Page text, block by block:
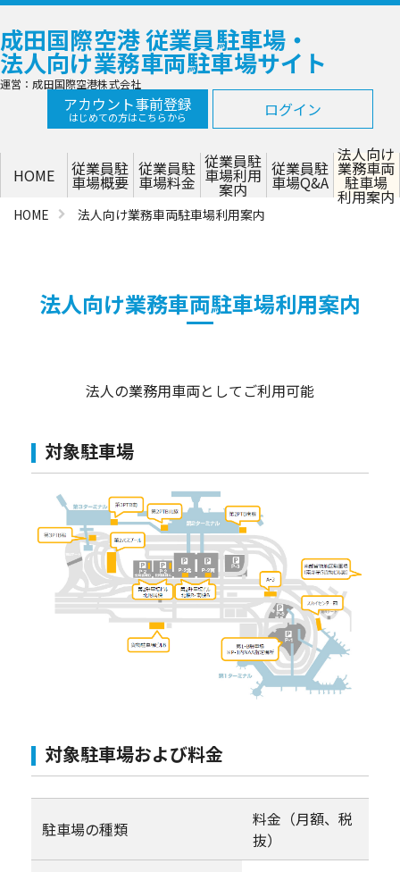
成田国際空港 従業員駐車場・
法人向け業務車両駐車場サイト
運営：成田国際空港株式会社
アカウント事前登録
はじめての方はこちらから ログイン
HOME 従業員駐
車場概要
従業員駐
車場料金
従業員駐
車場利用
案内
従業員駐
車場Q&A
法人向け
業務車両
駐車場
利用案内
HOME 法人向け業務車両駐車場利用案内
法人向け業務車両駐車場利用案内
法人の業務用車両としてご利用可能
対象駐車場
対象駐車場および料金
駐車場の種類
料金（月額、税
抜）